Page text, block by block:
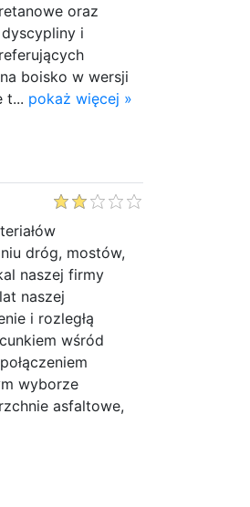
oraz
i
boisko w wersji
t... pokaż więcej »
dróg, mostów,
naszej firmy
naszej
i rozległą
wśród
wyborze
asfaltowe,